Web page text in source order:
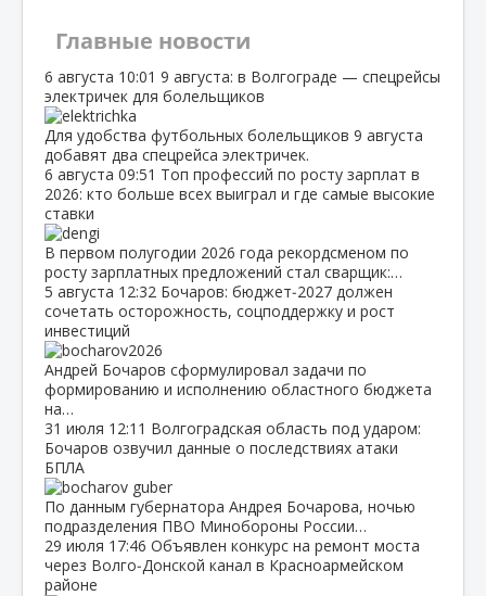
Главные новости
6 августа 10:01 9 августа: в Волгограде — спецрейсы
электричек для болельщиков
Для удобства футбольных болельщиков 9 августа
добавят два спецрейса электричек.
6 августа 09:51 Топ профессий по росту зарплат в
2026: кто больше всех выиграл и где самые высокие
ставки
В первом полугодии 2026 года рекордсменом по
росту зарплатных предложений стал сварщик:…
5 августа 12:32 Бочаров: бюджет‑2027 должен
сочетать осторожность, соцподдержку и рост
инвестиций
Андрей Бочаров сформулировал задачи по
формированию и исполнению областного бюджета
на…
31 июля 12:11 Волгоградская область под ударом:
Бочаров озвучил данные о последствиях атаки
БПЛА
По данным губернатора Андрея Бочарова, ночью
подразделения ПВО Минобороны России…
29 июля 17:46 Объявлен конкурс на ремонт моста
через Волго‑Донской канал в Красноармейском
районе